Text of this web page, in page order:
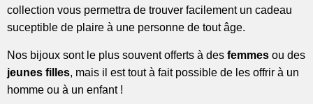
collection vous permettra de trouver facilement un cadeau
suceptible de plaire à une personne de tout âge.
Nos bijoux sont le plus souvent offerts à des femmes ou des
jeunes filles, mais il est tout à fait possible de les offrir à un
homme ou à un enfant !